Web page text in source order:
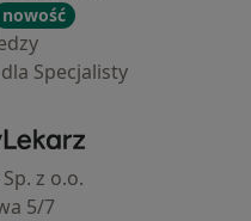
nowość
Specjalisty
- Strona główna
z o.o.
5/7